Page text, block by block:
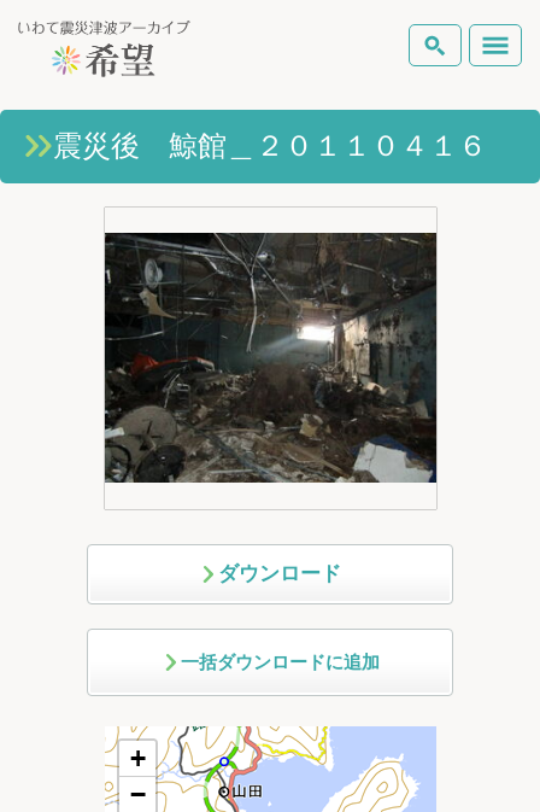
いわて震災津波アーカイブとは
ピックアップコンテンツ
Foreign Laguage
検索
震災後 鯨館＿２０１１０４１６
ダウンロード
一括ダウンロードに追加
+
−